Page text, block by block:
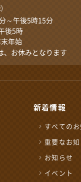
～午後5時15分
後5時
年始
、お休みとなります
新着情報
すべての
重要なお知
お知らせ
イベント
トワーク